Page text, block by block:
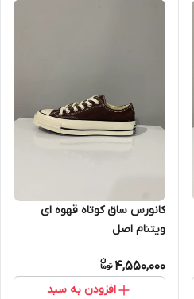
کانورس ساق کوتاه قهوه ای
ویتنام اصل
4,550,000
افزودن به سبد